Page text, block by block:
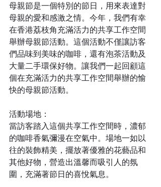
母親節是一個特別的節日，用來表達對
母親的愛和感激之情。今年，我們有幸
在香港荔枝角充滿活力的共享工作空間
舉辦母親節活動。這個活動不僅讓訪客
們品味到美味的咖啡，還有泡茶活動及
大量二手環保好物。讓我們一起回顧這
個在充滿活力的共享工作空間舉辦的愉
快的母親節活動。
活動場地：
當訪客踏入這個共享工作空間時，濃郁
的咖啡香氣彌漫在空氣中。場地一如以
往的裝飾精美，擺放著優雅的花藝品和
其他好物，營造出溫馨而吸引人的氛
圍，充滿著節日的喜悅氣息。